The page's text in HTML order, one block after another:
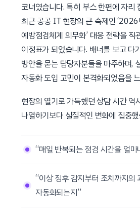
코너였습니다. 특히 부스 한편에 자리
최근 공공 IT 현장의 큰 숙제인
예방점검체계 의무화’ 대응 전략을 직
이정표가 되었습니다. 배너를 보고 다
방안을 묻는 담당자분들을 마주하며,
자동화 도입 고민이 본격화되었음을
현장의 열기로 가득했던 상담 시간 역
나열하기보다 실질적인 변화에 집중
“매일 반복되는 점검 시간을 얼
“이상 징후 감지부터 조치까지의
자동화되는지”